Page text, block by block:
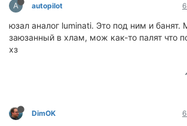
A autopilot
юзал аналог luminati. Это под ним и банят.
заюзанный в хлам, мож как-то палят что
хз
DimOK